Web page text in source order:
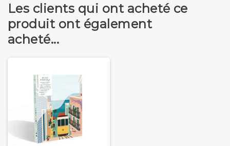
Les clients qui ont acheté ce
produit ont également
acheté...